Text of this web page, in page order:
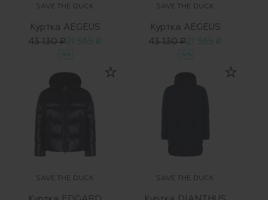
SAVE THE DUCK
Куртка AEGEUS
43 130 ₽21 565 ₽
-50%
SAVE THE DUCK
Куртка AEGEUS
43 130 ₽21 565 ₽
-50%
SAVE THE DUCK SAVE THE DUCK